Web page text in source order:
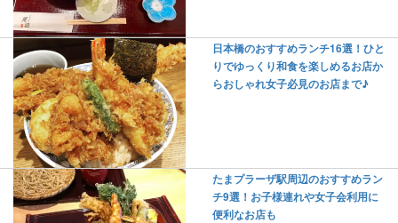
日本橋のおすすめランチ16選！ひと
りでゆっくり和食を楽しめるお店か
らおしゃれ女子必見のお店まで♪
たまプラーザ駅周辺のおすすめラン
チ9選！お子様連れや女子会利用に
便利なお店も